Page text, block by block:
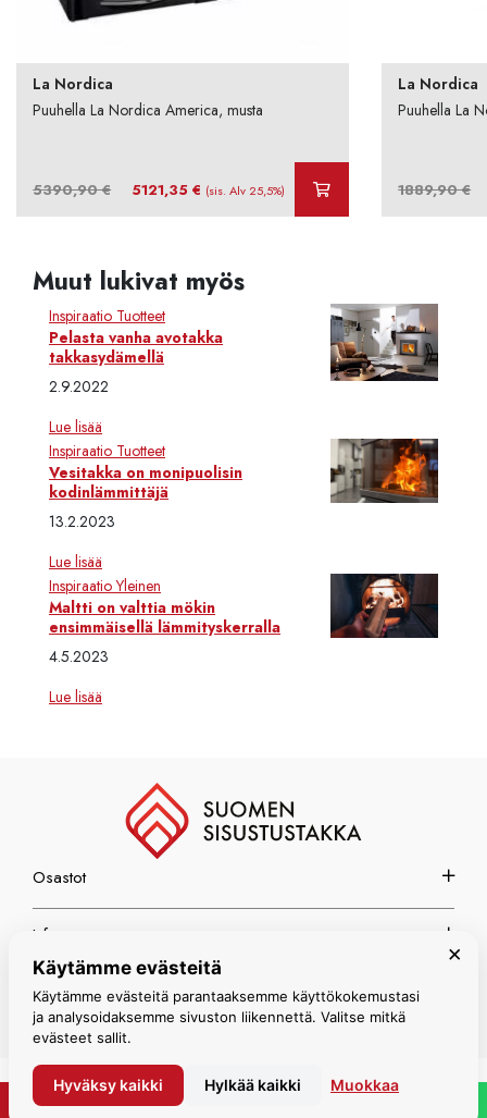
La Nordica
Puuhella La Nordica America, musta
5390,90€
Alkuperäinen
5121,35€ Nykyinen
(sis. Alv 25,5%)
La Nordica
Puuhella La
1889,90€
Muut lukivat myös
Inspiraatio Tuotteet
Pelasta vanha avotakka
takkasydämellä
2.9.2022
Lue lisää
Inspiraatio Tuotteet
Vesitakka on monipuolisin
kodinlämmittäjä
13.2.2023
Lue lisää
InspiraatioYleinen
Maltti on valttia mökin
ensimmäisellä lämmityskerralla
4.5.2023
Lue lisää
Osastot
Info
Espoon myymälä
© Suomen Sisustustakka 2026
PYYDÄ TARJOUS
×
Käytämme evästeitä
Käytämme evästeitä parantaaksemme käyttökokemustasi
ja analysoidaksemme sivuston liikennettä. Valitse mitkä
evästeet sallit.
Hyväksy kaikki Hylkää kaikki Muokkaa